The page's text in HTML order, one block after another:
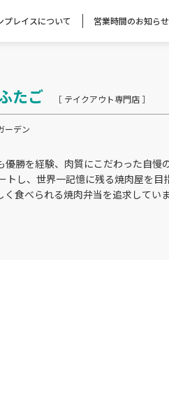
プレイスについて 営業時間のお知らせ
たご ［ テイクアウト専門店 ］
ーデン
勝を経験、肉質にこだわった自慢
トし、世界一記憶に残る焼肉屋を
食べられる焼肉弁当を追求していま